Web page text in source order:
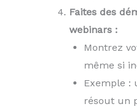
Faites des
webinars :
Montrez
même si
Exemple :
résout un